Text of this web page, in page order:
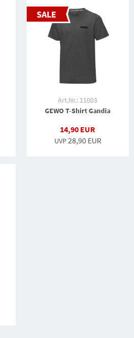
Art.Nr.: 11003
GEWO T-Shirt Gandia
14,90 EUR
UVP28,90 EUR